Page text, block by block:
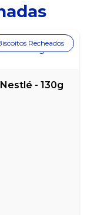
- 130g
Recheados